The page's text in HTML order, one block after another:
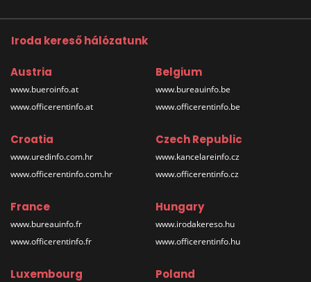
Iroda kereső hálózatunk
Austria
www.bueroinfo.at
www.officerentinfo.at
Belgium
www.bureauinfo.be
www.officerentinfo.be
Croatia
www.uredinfo.com.hr
www.officerentinfo.com.hr
Czech Republic
www.kancelareinfo.cz
www.officerentinfo.cz
France
www.bureauinfo.fr
www.officerentinfo.fr
Hungary
www.irodakereso.hu
www.officerentinfo.hu
Luxembourg Poland